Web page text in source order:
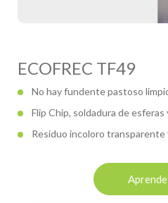
ECOFREC TF49
No hay fundente pastoso
Flip Chip, soldadura de
Residuo incoloro transparente
Aprende